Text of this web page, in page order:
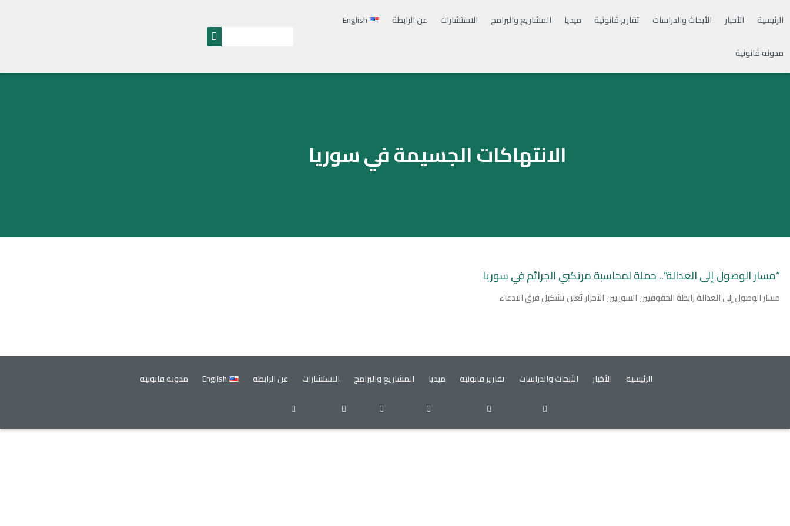
الرئيسية الأخبار الأبحاث والدراسات تقارير قانونية ميديا المشاريع والبرامج الاستشارات عن الرابطة English
مدونة قانونية
الانتهاكات الجسيمة في سوريا
“مسار الوصول إلى العدالة”.. حملة لمحاسبة مرتكبي الجرائم في سوريا
مسار الوصول إلى العدالة رابطة الحقوقيين السوريين الأحرار تُعلن تشكيل فرق الادعاء
الرئيسية الأخبار الأبحاث والدراسات تقارير قانونية ميديا المشاريع والبرامج الاستشارات عن الرابطة English مدونة قانونية